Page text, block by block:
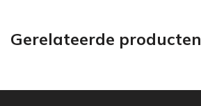
Gerelateerde producten